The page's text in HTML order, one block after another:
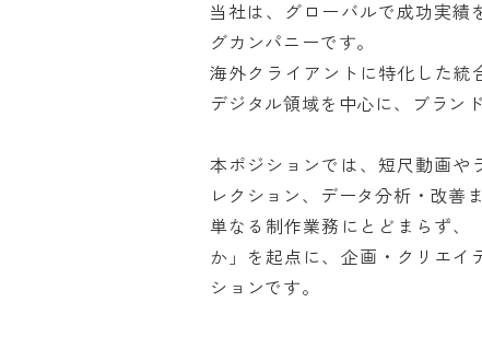
当社は、グローバルで成功実績
グカンパニーです。
海外クライアントに特化した統
デジタル領域を中心に、ブラン
本ポジションでは、短尺動画や
レクション、データ分析・改善
単なる制作業務にとどまらず、
か」を起点に、企画・クリエイ
ションです。